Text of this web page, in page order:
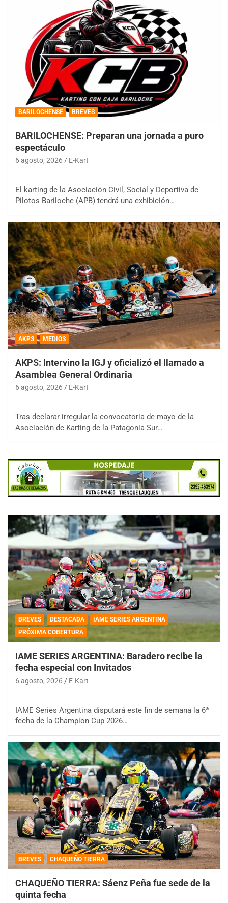
BARILOCHENSE BREVES
BARILOCHENSE: Preparan una jornada a puro
espectáculo
6 agosto, 2026 E-Kart
El karting de la Asociación Civil, Social y Deportiva de
Pilotos Bariloche (APB) tendrá una exhibición…
AKPS MEDIOS
AKPS: Intervino la IGJ y oficializó el llamado a
Asamblea General Ordinaria
6 agosto, 2026 E-Kart
Tras declarar irregular la convocatoria de mayo de la
Asociación de Karting de la Patagonia Sur…
BREVES DESTACADA
IAME SERIES ARGENTINA
PRÓXIMA COBERTURA
IAME SERIES ARGENTINA: Baradero recibe la
fecha especial con Invitados
6 agosto, 2026 E-Kart
IAME Series Argentina disputará este fin de semana la 6ª
fecha de la Champion Cup 2026…
BREVES CHAQUEÑO TIERRA
CHAQUEÑO TIERRA: Sáenz Peña fue sede de la
quinta fecha